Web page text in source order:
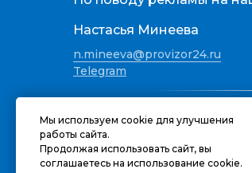
Настасья Минеева
n.mineeva@provizor24.ru
Telegram
газета для настоящих профессионалов
Мы используем cookie для улучшения
работы сайта.
Продолжая использовать сайт, вы
соглашаетесь на использование cookie.